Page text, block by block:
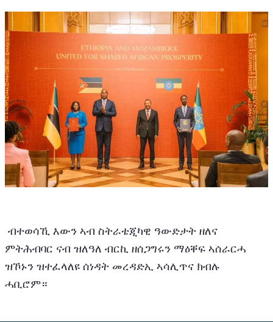
ምትሕብባር ናብ ዝለዓለ ብርኪ ዘሰጋግሩን ማዕቐፍ ኣሰራርሓ
ዝኾኑን ዝተፈላለዩ ሰነዳት መረዳድኢ ኣሳሊጥና ክብሉ
ሓቢሮም።